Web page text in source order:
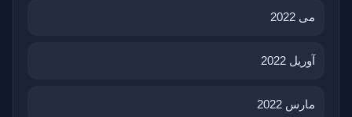
می 2022
آوریل 2022
مارس 2022